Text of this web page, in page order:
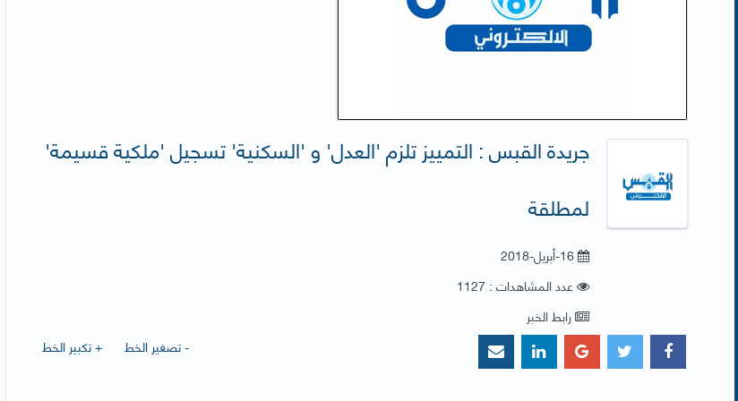
جريدة القبس : التمييز تلزم 'العدل' و 'السكنية' تسجيل 'ملكية قسيمة'
لمطلقة
16-أبريل-2018
عدد المشاهدات : 1127
رابط الخبر
+ تكبير الخط
- تصغير الخط